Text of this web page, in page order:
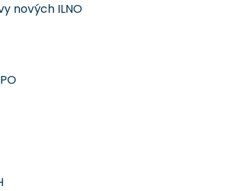
nových ILNO